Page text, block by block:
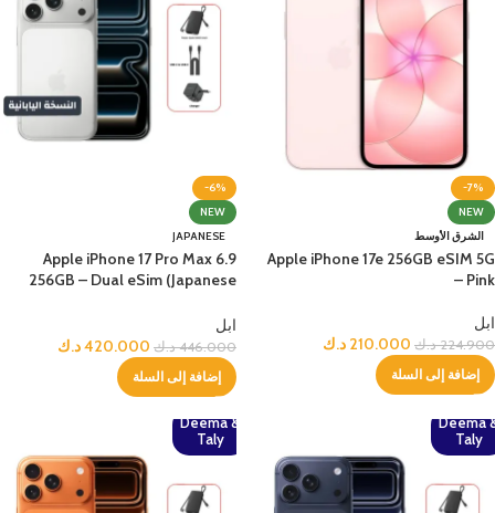
-7%
NEW
الشرق الأوسط
Apple iPhone 17e 256GB eSIM 5G
– Pink
ابل
224.900 د.ك 210.000 د.ك
إضافة إلى السلة
-6%
NEW
JAPANESE
Apple iPhone 17 Pro Max 6.9
256GB – Dual eSim (Japanese
ابل
446.000 د.ك 420.000د.ك
إضافة إلى السلة
Deema
Taly
Deema &
Taly